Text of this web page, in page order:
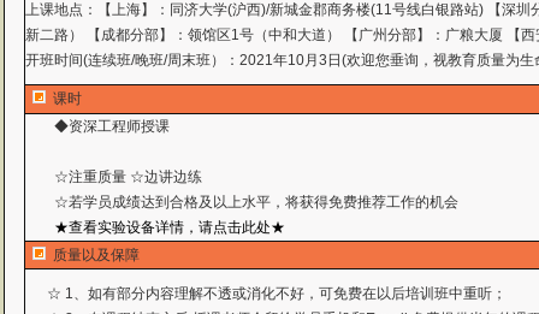
上课地点：
【上海】：同济大学(沪西)/新城金郡商务楼(11号线白银路站) 【深
新二路） 【成都分部】：领馆区1号（中和大道） 【广州分部】：广粮大厦 【
开班时间(连续班/晚班/周末班）：2021年10月3日(欢迎您垂询，视教育质量为生
课时
◆资深工程师授课
☆注重质量 ☆边讲边练
☆若学员成绩达到合格及以上水平，将获得免费推荐工作的机会
★查看实验设备详情，请点击此处★
质量以及保障
☆ 1、如有部分内容理解不透或消化不好，可免费在以后培训班中重听；